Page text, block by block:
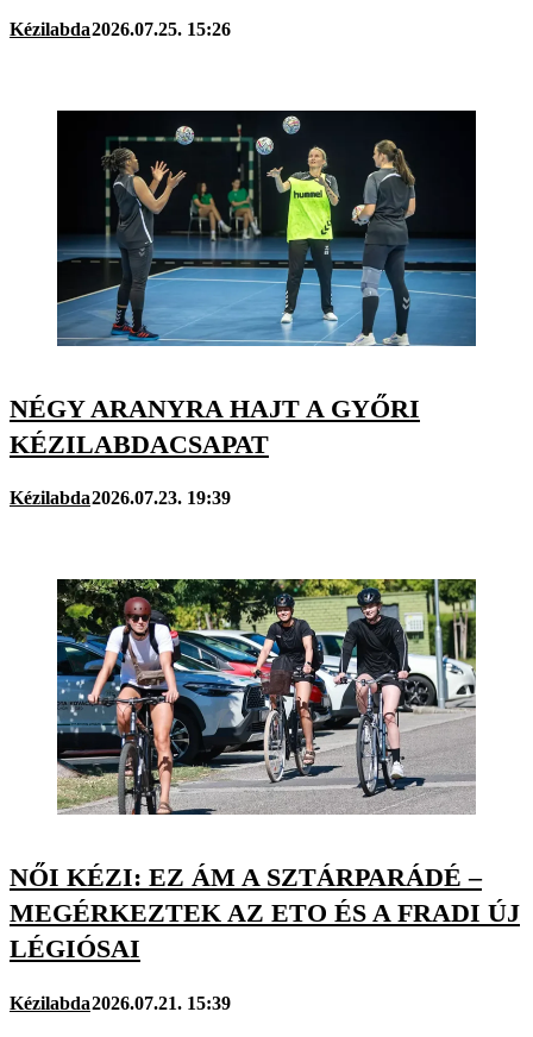
Kézilabda2026.07.25. 15:26
NÉGY ARANYRA HAJT A GYŐRI
KÉZILABDACSAPAT
Kézilabda2026.07.23. 19:39
NŐI KÉZI: EZ ÁM A SZTÁRPARÁDÉ –
MEGÉRKEZTEK AZ ETO ÉS A FRADI ÚJ
LÉGIÓSAI
Kézilabda2026.07.21. 15:39